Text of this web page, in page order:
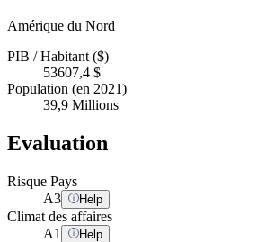
Amérique du Nord
PIB / Habitant ($)
53607,4 $
Population (en 2021)
39,9 Millions
Evaluation
Risque Pays
A3 Help
Climat des affaires
A1 Help